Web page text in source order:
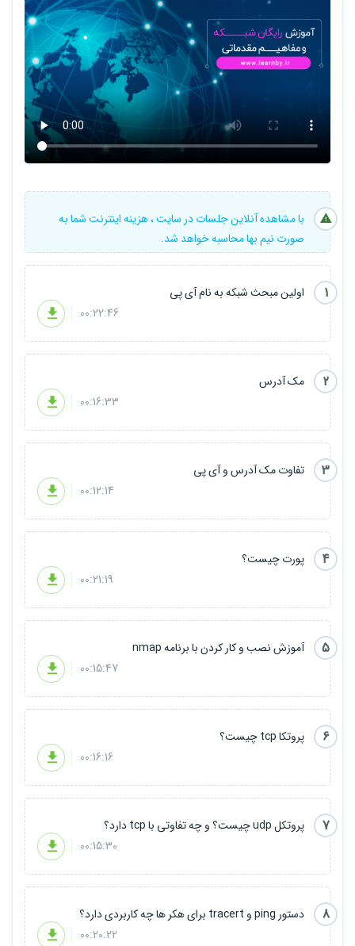
با مشاهده آنلاین جلسات در سایت ، هزینه اینترنت شما به
صورت نیم بها محاسبه خواهد شد.
1
اولین مبحث شبکه به نام آی پی
00:22:46
2
مک آدرس
00:16:33
3
تفاوت مک آدرس و آی پی
00:12:14
4
پورت چیست؟
00:21:19
5
آموزش نصب و کار کردن با برنامه nmap
00:15:47
6
پروتکا tcp چیست؟
00:16:16
7
پروتکل udp چیست؟ و چه تفاوتی با tcp دارد؟
00:15:30
8
دستور ping و tracert برای هکر ها چه کاربردی دارد؟
00:20:22